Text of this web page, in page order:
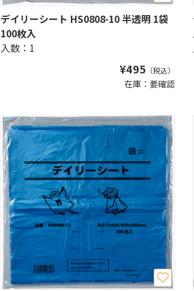
デイリーシート HS0808-10 半透明 1袋
100枚入
入数：1
¥495 （税込）
在庫：要確認